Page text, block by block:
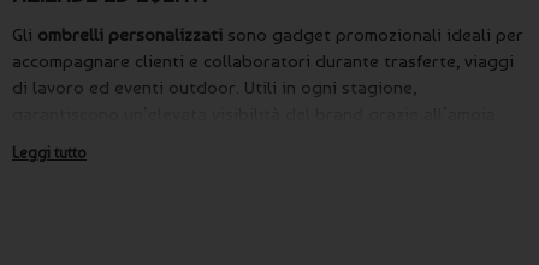
Gli ombrelli personalizzati sono gadget promozionali ideali per
accompagnare clienti e collaboratori durante trasferte, viaggi
di lavoro ed eventi outdoor. Utili in ogni stagione,
Leggi tutto